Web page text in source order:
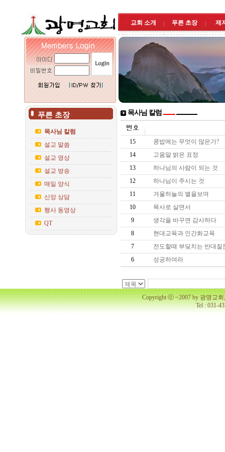
교회 소개 푸른 초장 제
푸른 초장
목사님 칼럼
설교 말씀
설교 영상
설교 방송
매일 양식
신앙 상담
행사 동영상
QT
목사님 칼럼
15
콩밥에는 무엇이 많은가?
14
고움말 밝은 표정
13
하나님의 사람이 되는 것
12
하나님이 주시는 것
11
겨울하늘의 별을보며
10
목사로 살면서
9
생각을 바꾸면 감사하다
8
현대교육과 인간화교육
7
전도할때 부딪치는 반대
6
성공하여라
Copyright ⓒ ~2007 by 광명교
Tel : 031-